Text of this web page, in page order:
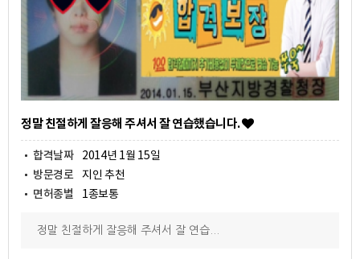
정말 친절하게 잘응해 주셔서 잘 연습했습니다.
합격날짜 2014년 1월 15일
방문경로 지인 추천
면허종별 1종보통
정말 친절하게 잘응해 주셔서 잘 연습...